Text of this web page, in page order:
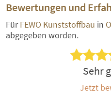
Bewertungen und
FürFEWO Kunststoffbau in
abgegeben worden.
Sehr
Jetzt